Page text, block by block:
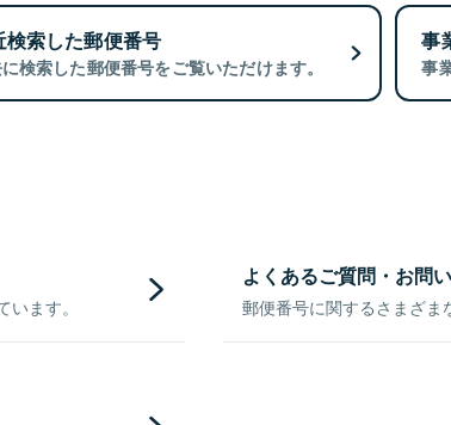
検索した郵便番号
検索した郵便番号をご覧いただけます。
事
事
ます。
よくあるご質問・お問
郵便番号に関するさまざま